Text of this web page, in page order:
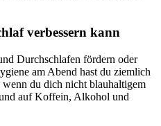
ver­bes­sern kann
Durchschlafen fördern oder
am Abend hast du ziemlich
du dich nicht blauhaltigem
auf Koffein, Alkohol und